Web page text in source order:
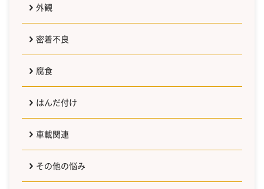
外観
密着不良
腐食
はんだ付け
車載関連
その他の悩み